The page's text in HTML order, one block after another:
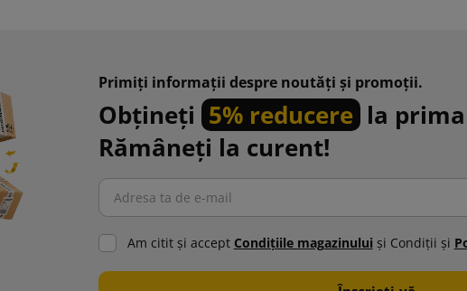
Primiți informații despre noutăți și promoții.
Obțineți 5% reducere la prima
Rămâneți la curent!
Am citit şi accept Condiţiile magazinului şi Condiţii şi